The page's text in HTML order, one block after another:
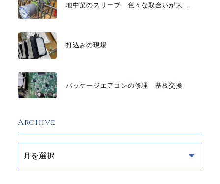
地中梁のスリーブ 色々な取合いが大...
打込みの現場
パッケージエアコンの修理 基板交換
Archive